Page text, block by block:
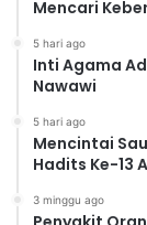
Mencari
5 hari ago
Inti Agama
Nawawi
5 hari ago
Mencintai
Hadits Ke-13
3 minggu ago